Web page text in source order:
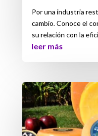
Por una industria
cambio. Conoce el
su relación con la
leer más